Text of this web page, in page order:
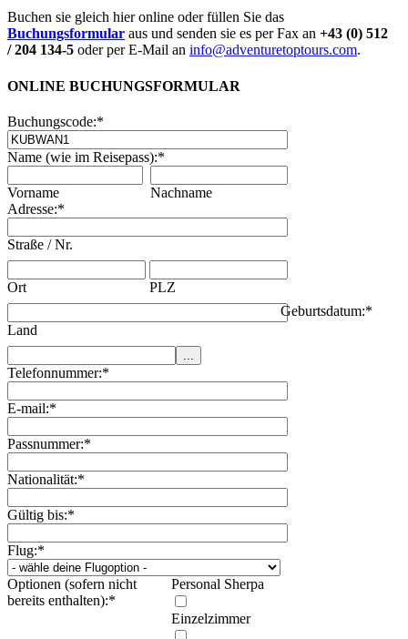
Buchen sie gleich hier online oder füllen Sie das
Buchungsformular aus und senden sie es per Fax an +43 (0) 512
/ 204 134-5 oder per E-Mail an info@adventuretoptours.com.
ONLINE BUCHUNGSFORMULAR
Buchungscode:*
Name (wie im Reisepass):*
Vorname
Nachname
Adresse:*
Straße / Nr.
Ort PLZ
Land
Geburtsdatum:*
Telefonnummer:*
E-mail:*
Passnummer:*
Nationalität:*
Gültig bis:*
Flug:*
Optionen (sofern nicht
bereits enthalten):*
Personal Sherpa
Einzelzimmer